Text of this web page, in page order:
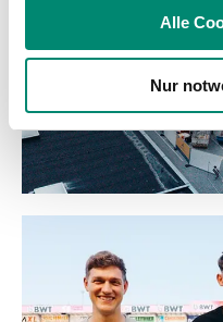
Partner führen diese
weiteren Daten
haben oder die sie im
gesammelt haben.
Weitere Details,
Empfänger entnehmen
Alle
Nur